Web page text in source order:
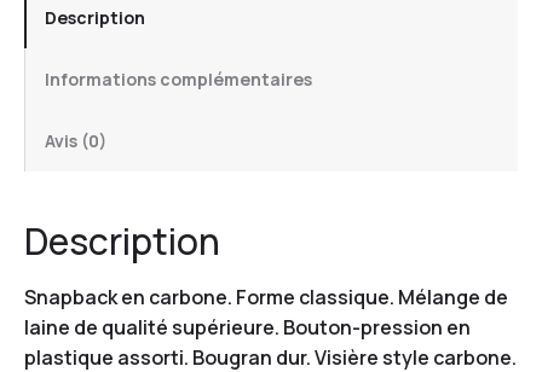
Description
Informations complémentaires
Avis (0)
Description
Snapback en carbone. Forme classique. Mélange de
laine de qualité supérieure. Bouton-pression en
plastique assorti. Bougran dur. Visière style carbone.